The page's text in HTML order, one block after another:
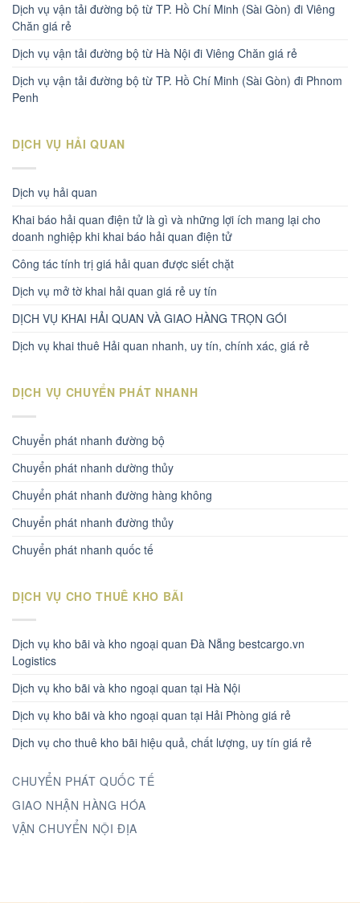
Dịch vụ vận tải đường bộ từ TP. Hồ Chí Minh (Sài Gòn) đi Viêng
Chăn giá rẻ
Dịch vụ vận tải đường bộ từ Hà Nội đi Viêng Chăn giá rẻ
Dịch vụ vận tải đường bộ từ TP. Hồ Chí Minh (Sài Gòn) đi Phnom
Penh
DỊCH VỤ HẢI QUAN
Dịch vụ hải quan
Khai báo hải quan điện tử là gì và những lợi ích mang lại cho
doanh nghiệp khi khai báo hải quan điện tử
Công tác tính trị giá hải quan được siết chặt
Dịch vụ mở tờ khai hải quan giá rẻ uy tín
DỊCH VỤ KHAI HẢI QUAN VÀ GIAO HÀNG TRỌN GÓI
Dịch vụ khai thuê Hải quan nhanh, uy tín, chính xác, giá rẻ
DỊCH VỤ CHUYỂN PHÁT NHANH
Chuyển phát nhanh đường bộ
Chuyển phát nhanh dường thủy
Chuyển phát nhanh đường hàng không
Chuyển phát nhanh đường thủy
Chuyển phát nhanh quốc tế
DỊCH VỤ CHO THUÊ KHO BÃI
Dịch vụ kho bãi và kho ngoại quan Đà Nẵng bestcargo.vn
Logistics
Dịch vụ kho bãi và kho ngoại quan tại Hà Nội
Dịch vụ kho bãi và kho ngoại quan tại Hải Phòng giá rẻ
Dịch vụ cho thuê kho bãi hiệu quả, chất lượng, uy tín giá rẻ
CHUYỂN PHÁT QUỐC TẾ
GIAO NHẬN HÀNG HÓA
VẬN CHUYỂN NỘI ĐỊA